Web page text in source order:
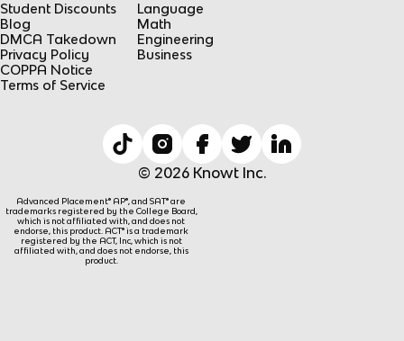
Student Discounts
Blog
DMCA Takedown
Privacy Policy
COPPA Notice
Terms of Service
Language
Math
Engineering
Business
© 2026 Knowt Inc.
Advanced Placement® AP®, and SAT® are
trademarks registered by the College Board,
which is not affiliated with, and does not
endorse, this product. ACT® is a trademark
registered by the ACT, Inc, which is not
affiliated with, and does not endorse, this
product.